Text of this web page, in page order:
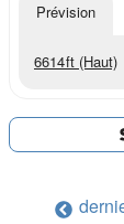
Prévision
6614ft (Haut)